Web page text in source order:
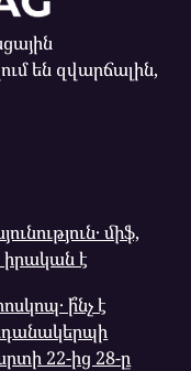
են զվարճալին,
միֆ,
իրական է
ի՞նչ է
22-ից 28-ը